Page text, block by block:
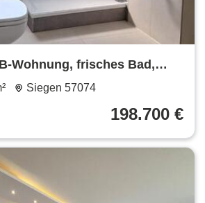
Wohnung, frisches Bad,
Lage Siegen
Siegen 57074
198.700 €